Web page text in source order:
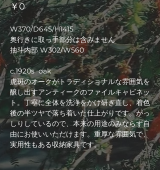
￥0価
格
W370/D645/H1415
奥行きに取っ手部分は含みません
抽斗内部 W302/W560
c.1920s oak
虎斑のオークがトラディショナルな雰囲気を
醸し出すアンティークのファイルキャビネッ
ト。丁寧に全体を洗浄をかけ研ぎ直し、着色
後の半ツヤで落ち着いた仕上がりです。がっ
しりしているので、本来の用途のみならず自
由にお使いいただけます。重厚な雰囲気で、
実用性もある収納家具です。